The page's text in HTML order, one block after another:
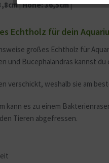
| Höhe: 36,5cm |
Echtholz für dein
großes Echtholz für
und Bucephalandras kannst du
verschickt, weshalb sie am
kann es zu einem
Tieren abgefressen.
Sonstige